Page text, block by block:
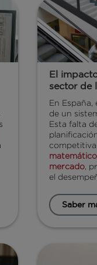
El
sector de
En
de un
Esta falta
mercado,
el
Saber